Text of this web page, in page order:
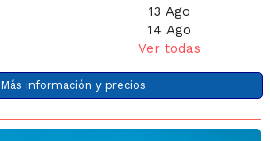
13 Ago
14 Ago
Ver todas
Más información y precios